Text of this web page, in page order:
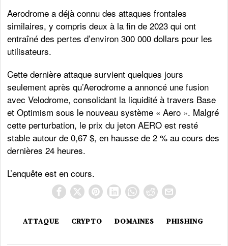
Aerodrome a déjà connu des attaques frontales
similaires, y compris deux à la fin de 2023 qui ont
entraîné des pertes d’environ 300 000 dollars pour les
utilisateurs.
Cette dernière attaque survient quelques jours
seulement après qu’Aerodrome a annoncé une fusion
avec Velodrome, consolidant la liquidité à travers Base
et Optimism sous le nouveau système « Aero ». Malgré
cette perturbation, le prix du jeton AERO est resté
stable autour de 0,67 $, en hausse de 2 % au cours des
dernières 24 heures.
L’enquête est en cours.
ATTAQUE CRYPTO DOMAINES PHISHING